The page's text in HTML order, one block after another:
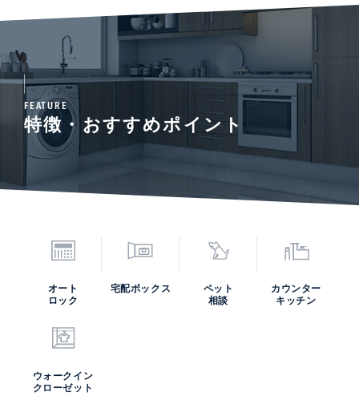
FEATURE
特徴・おすすめポイント
オート
ロック
宅配ボックス
ペット
相談
カウンター
キッチン
ウォークイン
クローゼット